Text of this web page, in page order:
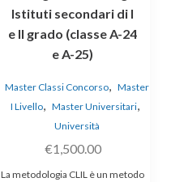
Istituti secondari di I
e II grado (classe A-24
e A-25)
Master Classi Concorso, Master
I Livello, Master Universitari,
Università
€1,500.00
La metodologia CLIL è un metodo